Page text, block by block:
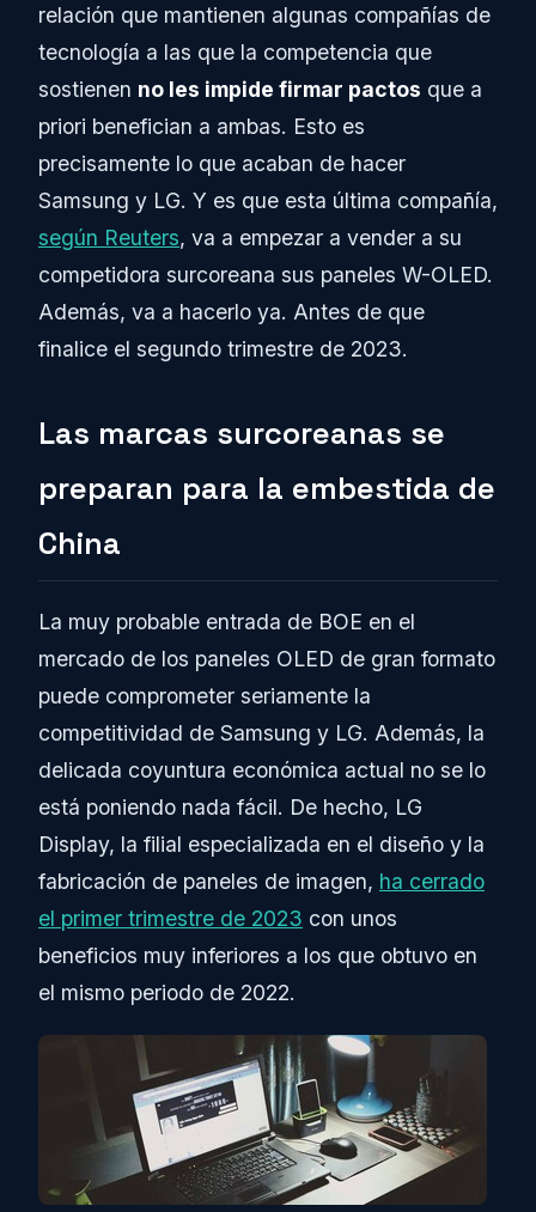
relación que mantienen algunas compañías de
tecnología a las que la competencia que
sostienen no les impide firmar pactos que a
priori benefician a ambas. Esto es
precisamente lo que acaban de hacer
Samsung y LG. Y es que esta última compañía,
según Reuters, va a empezar a vender a su
competidora surcoreana sus paneles W-OLED.
Además, va a hacerlo ya. Antes de que
finalice el segundo trimestre de 2023.
Las marcas surcoreanas se
preparan para la embestida de
China
La muy probable entrada de BOE en el
mercado de los paneles OLED de gran formato
puede comprometer seriamente la
competitividad de Samsung y LG. Además, la
delicada coyuntura económica actual no se lo
está poniendo nada fácil. De hecho, LG
Display, la filial especializada en el diseño y la
fabricación de paneles de imagen, ha cerrado
el primer trimestre de 2023 con unos
beneficios muy inferiores a los que obtuvo en
el mismo periodo de 2022.